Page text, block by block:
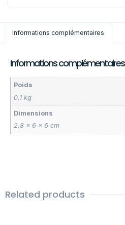
Informations complémentaires
Informations complémentaires
Poids
0,1 kg
Dimensions
2,8 × 6 × 6 cm
Related products